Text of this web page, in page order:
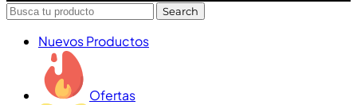
Search
Nuevos Productos
Ofertas